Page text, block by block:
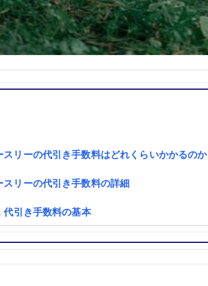
スリーの代引き手数料はどれくらいかかるのか
スリーの代引き手数料の詳細
代引き手数料の基本